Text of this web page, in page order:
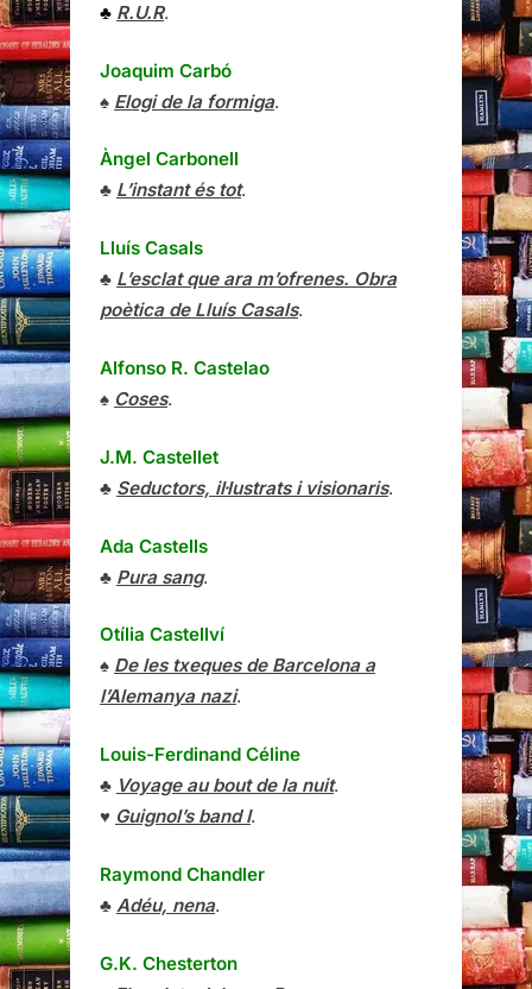
♣ R.U.R.
Joaquim Carbó
♠ Elogi de la formiga.
Àngel Carbonell
♣ L’instant és tot.
Lluís Casals
♣ L’esclat que ara m’ofrenes. Obra
poètica de Lluís Casals.
Alfonso R. Castelao
♠ Coses.
J.M. Castellet
♣ Seductors, il·lustrats i visionaris.
Ada Castells
♣ Pura sang.
Otília Castellví
♠ De les txeques de Barcelona a
l’Alemanya nazi.
Louis-Ferdinand Céline
♣ Voyage au bout de la nuit.
♥ Guignol’s band I.
Raymond Chandler
♣ Adéu, nena.
G.K. Chesterton